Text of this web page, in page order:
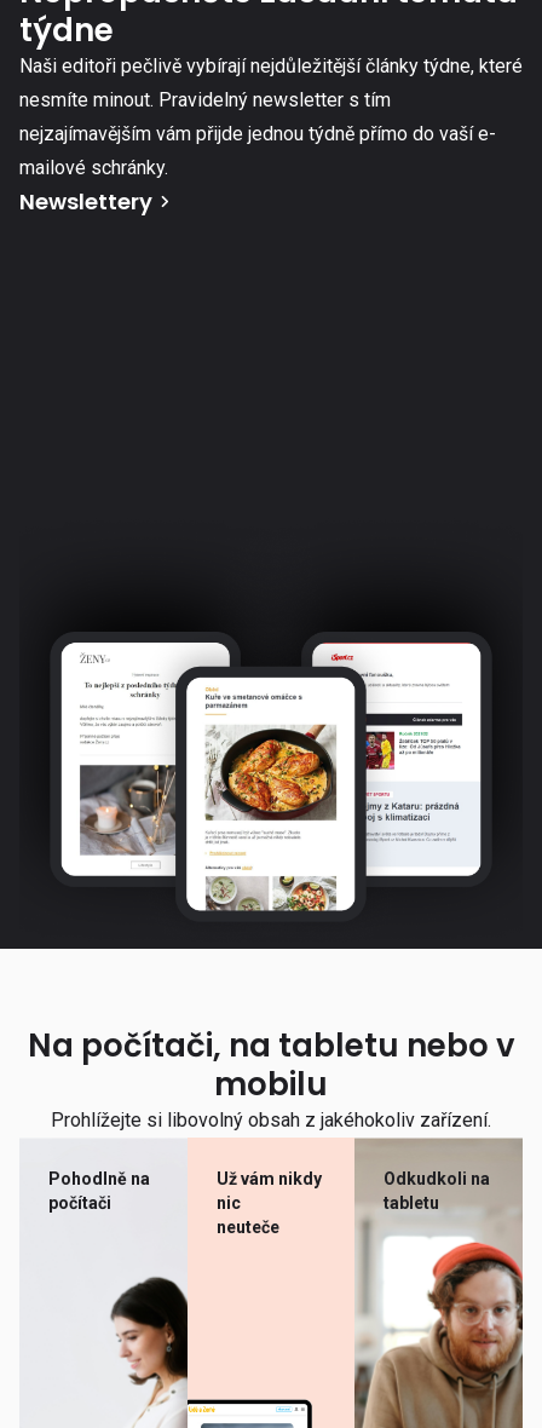
týdne
Naši editoři pečlivě vybírají nejdůležitější články týdne, které
nesmíte minout. Pravidelný newsletter s tím
nejzajímavějším vám přijde jednou týdně přímo do vaší e-
mailové schránky.
Newslettery
Na počítači, na tabletu nebo v
mobilu
Prohlížejte si libovolný obsah z jakéhokoliv zařízení.
Pohodlně na
počítači
Už vám nikdy
nic
neuteče
Odkudkoli na
tabletu